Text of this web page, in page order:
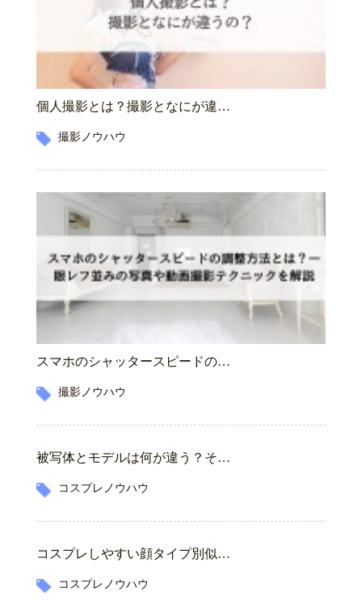
個人撮影とは？撮影となにが違…
撮影ノウハウ
スマホのシャッタースピードの…
撮影ノウハウ
被写体とモデルは何が違う？そ…
コスプレノウハウ
コスプレしやすい顔タイプ別似…
コスプレノウハウ